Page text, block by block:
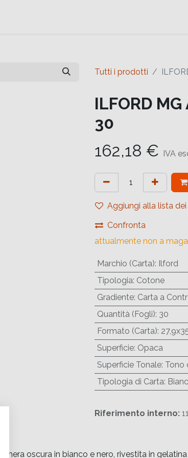
Tutti i prodotti
ILFORD
30
162,18 € IVA
Aggiungi alla lista dei
Confronta
attualmente non a
Marchio (Carta): Ilford
Tipologia: Cotone
Gradiente: Carta a
Quantità (Fogli): 30
Formato (Carta):
Superficie: Opaca
Superficie Tonale: Tono
Tipologia di Carta:
Riferimento interno:
oscura in bianco e nero, rivestita in